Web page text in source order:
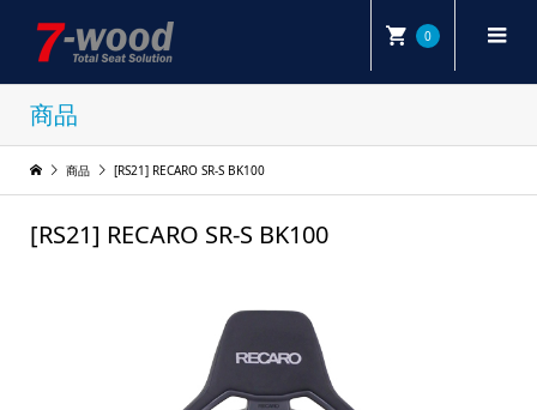
0
商品
商品 [RS21] RECARO SR-S BK100
[RS21] RECARO SR-S BK100